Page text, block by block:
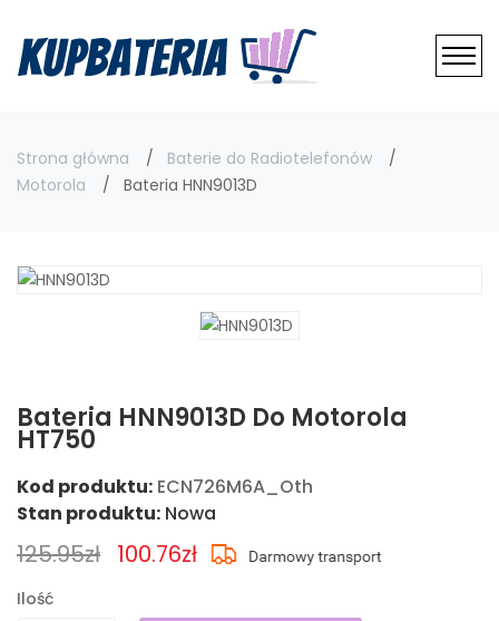
Strona główna
Baterie do Radiotelefonów
Motorola
Bateria HNN9013D
Bateria HNN9013D Do Motorola
HT750
Kod produktu: ECN726M6A_Oth
Stan produktu: Nowa
125.95zł 100.76zł
Ilość